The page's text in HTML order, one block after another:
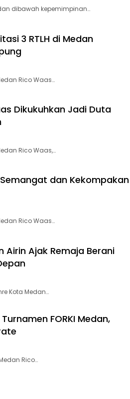
dibawah kepemimpinan…
3 RTLH di Medan
Rico Waas…
Dikukuhkan Jadi Duta
Rico Waas,…
dan Kekompakan
Rico Waas…
Airin Ajak Remaja Berani
Kota Medan…
FORKI Medan,
Rico…